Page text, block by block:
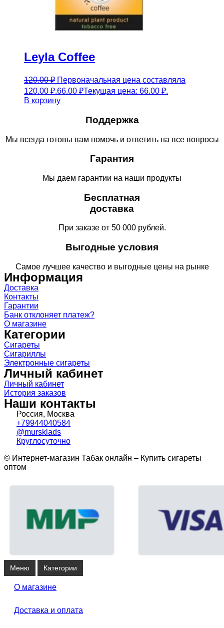
Leyla Coffee
120.00₽ Первоначальная цена составляла
120.00 ₽.66.00 ₽Текущая цена: 66.00 ₽.
В корзину
Поддержка
Мы всегда готовы вам помочь и ответить на все вопросы
Гарантия
Мы даем гарантии на наши продукты
Бесплатная
доставка
При заказе от 50 000 рублей.
Выгодные условия
Самое лучшее качество и выгодные цены на рынке
Информация
Доставка
Контакты
Гарантии
Банк отклоняет платеж?
О магазине
Категории
Сигареты
Сигариллы
Электронные сигареты
Личный кабинет
Личный кабинет
История заказов
Наши контакты
Россия, Москва
+79944040584
@mursklads
Круглосуточно
© Интернет-магазин Табак онлайн – Купить сигареты
оптом
Меню Категории
О магазине
Доставка и оплата